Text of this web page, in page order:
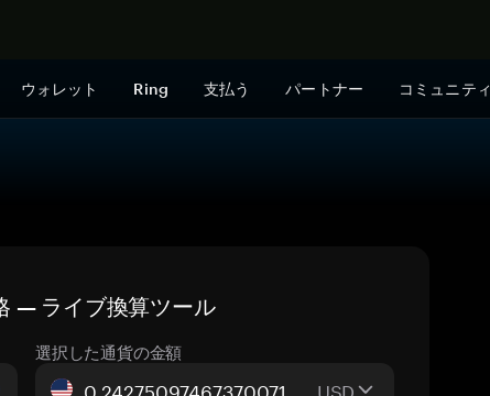
ウォレット Ring 支払う パートナー コミュニティ
— ライブ換算ツール
選択した通貨の金額
USD